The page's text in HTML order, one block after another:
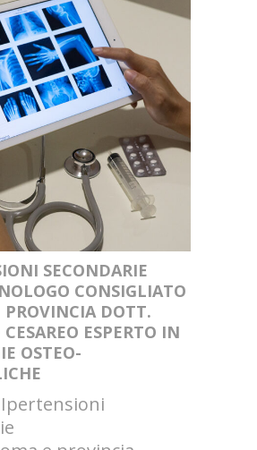
SECONDARIE
CONSIGLIATO
PROVINCIA DOTT.
ESPERTO IN
OSTEO-